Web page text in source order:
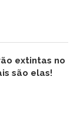
extintas no
são elas!